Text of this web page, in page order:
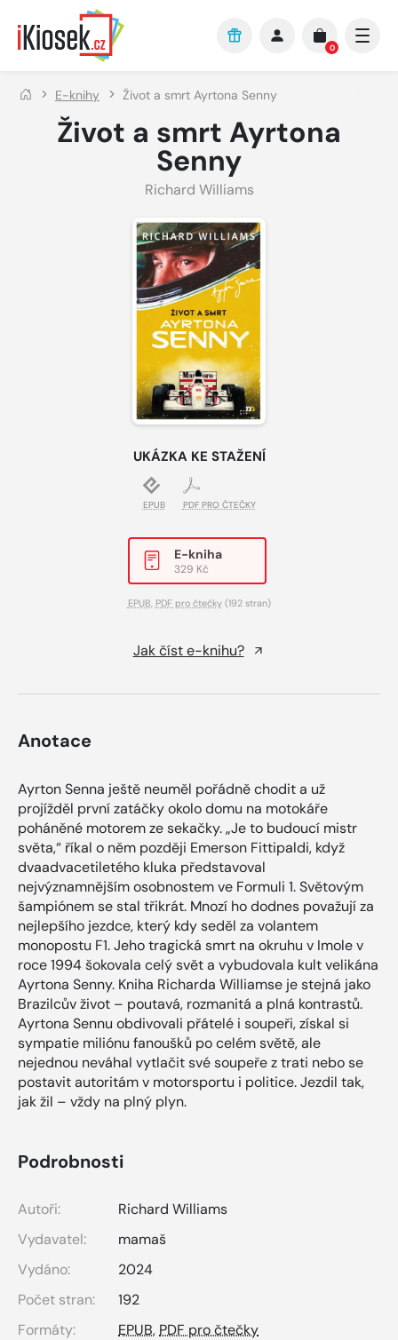
Přejít na hlavní obsah
0
E-knihy Život a smrt Ayrtona Senny
Život a smrt Ayrtona
Senny
Richard Williams
UKÁZKA KE STAŽENÍ
EPUB PDF PRO ČTEČKY
E-kniha
329 Kč
EPUB, PDF pro čtečky(192 stran)
Jak číst e-knihu?
Anotace
Ayrton Senna ještě neuměl pořádně chodit a už
projížděl první zatáčky okolo domu na motokáře
poháněné motorem ze sekačky. „Je to budoucí mistr
světa,“ říkal o něm později Emerson Fittipaldi, když
dvaadvacetiletého kluka představoval
nejvýznamnějším osobnostem ve Formuli 1. Světovým
šampiónem se stal třikrát. Mnozí ho dodnes považují za
nejlepšího jezdce, který kdy seděl za volantem
monopostu F1. Jeho tragická smrt na okruhu v Imole v
roce 1994 šokovala celý svět a vybudovala kult velikána
Ayrtona Senny. Kniha Richarda Williamse je stejná jako
Brazilcův život – poutavá, rozmanitá a plná kontrastů.
Ayrtona Sennu obdivovali přátelé i soupeři, získal si
sympatie miliónu fanoušků po celém světě, ale
nejednou neváhal vytlačit své soupeře z trati nebo se
postavit autoritám v motorsportu i politice. Jezdil tak,
jak žil – vždy na plný plyn.
Podrobnosti
Autoři:
Richard Williams
Vydavatel:
mamaš
Vydáno:
2024
Počet stran:
192
Formáty:
EPUB, PDF pro čtečky